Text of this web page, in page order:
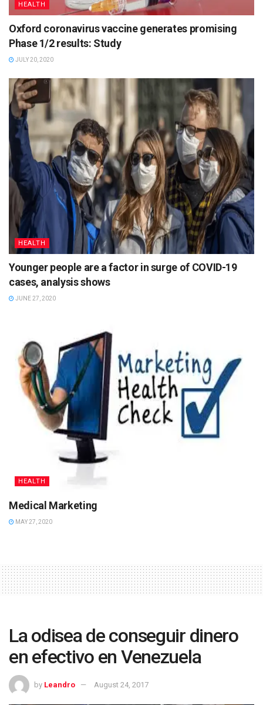
HEALTH
Oxford coronavirus vaccine generates promising
Phase 1/2 results: Study
JULY 20, 2020
HEALTH
Younger people are a factor in surge of COVID-19
cases, analysis shows
JUNE 27, 2020
HEALTH
Medical Marketing
MAY 27, 2020
La odisea de conseguir dinero
en efectivo en Venezuela
by Leandro August 24, 2017